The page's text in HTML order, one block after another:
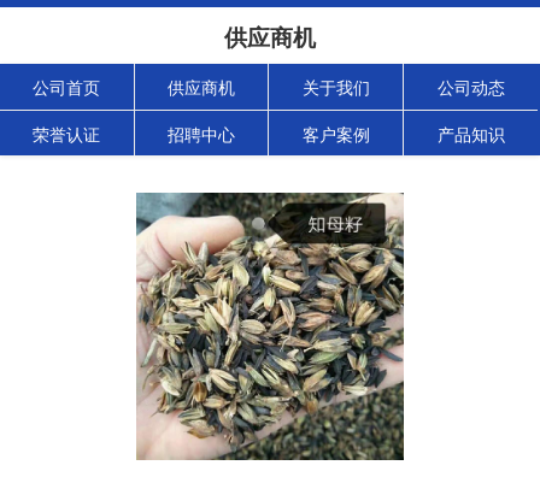
供应商机
公司首页 供应商机 关于我们 公司动态
荣誉认证 招聘中心 客户案例 产品知识